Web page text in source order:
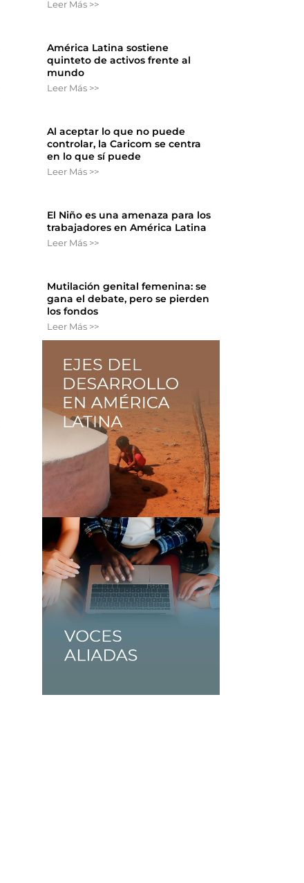
Leer Más >>
América Latina sostiene
quinteto de activos frente al
mundo
Leer Más >>
Al aceptar lo que no puede
controlar, la Caricom se centra
en lo que sí puede
Leer Más >>
El Niño es una amenaza para los
trabajadores en América Latina
Leer Más >>
Mutilación genital femenina: se
gana el debate, pero se pierden
los fondos
Leer Más >>